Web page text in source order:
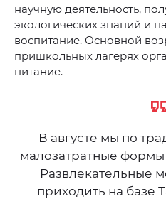
научную деятельность,
экологических знаний и
воспитание. Основной
пришкольных лагерях
питание.
В августе мы по
малозатратные формы
Развлекательные
приходить на базе